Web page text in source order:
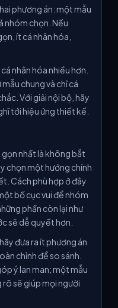
phương án: một mẫu
nhóm chọn. Nếu
ít cá nhân hóa,
nhân hóa nhiều hơn.
chung và chỉ cá
Với giải nội bộ, hãy
tới hiệu ứng thiết kế.
nhất là không bắt
chọn một hướng chính
Cách phù hợp ở đây
bố cục vui để nhóm
phần còn lại như
sẽ dễ quyết hơn.
đưa ra ít phương án
chỉnh để so sánh.
ý lan man; một mẫu
rõ sẽ giúp mọi người